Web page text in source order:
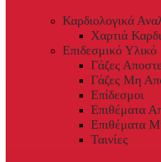
Καρδιολογικά
Χαρτιά
Επιδεσμικό Υλικό
Γάζες
Γάζες Μη
Επίδεσμοι
Επιθέματα
Επιθέματα
Ταινίες